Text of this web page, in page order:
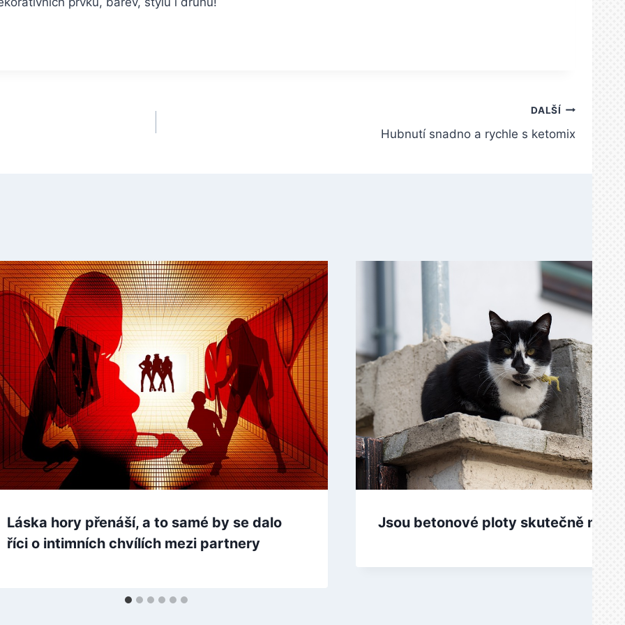
DALŠÍ
Hubnutí snadno a rychle s ketomix
Láska hory přenáší, a to samé by se dalo
říci o intimních chvílích mezi partnery
Jsou betonové ploty skutečně